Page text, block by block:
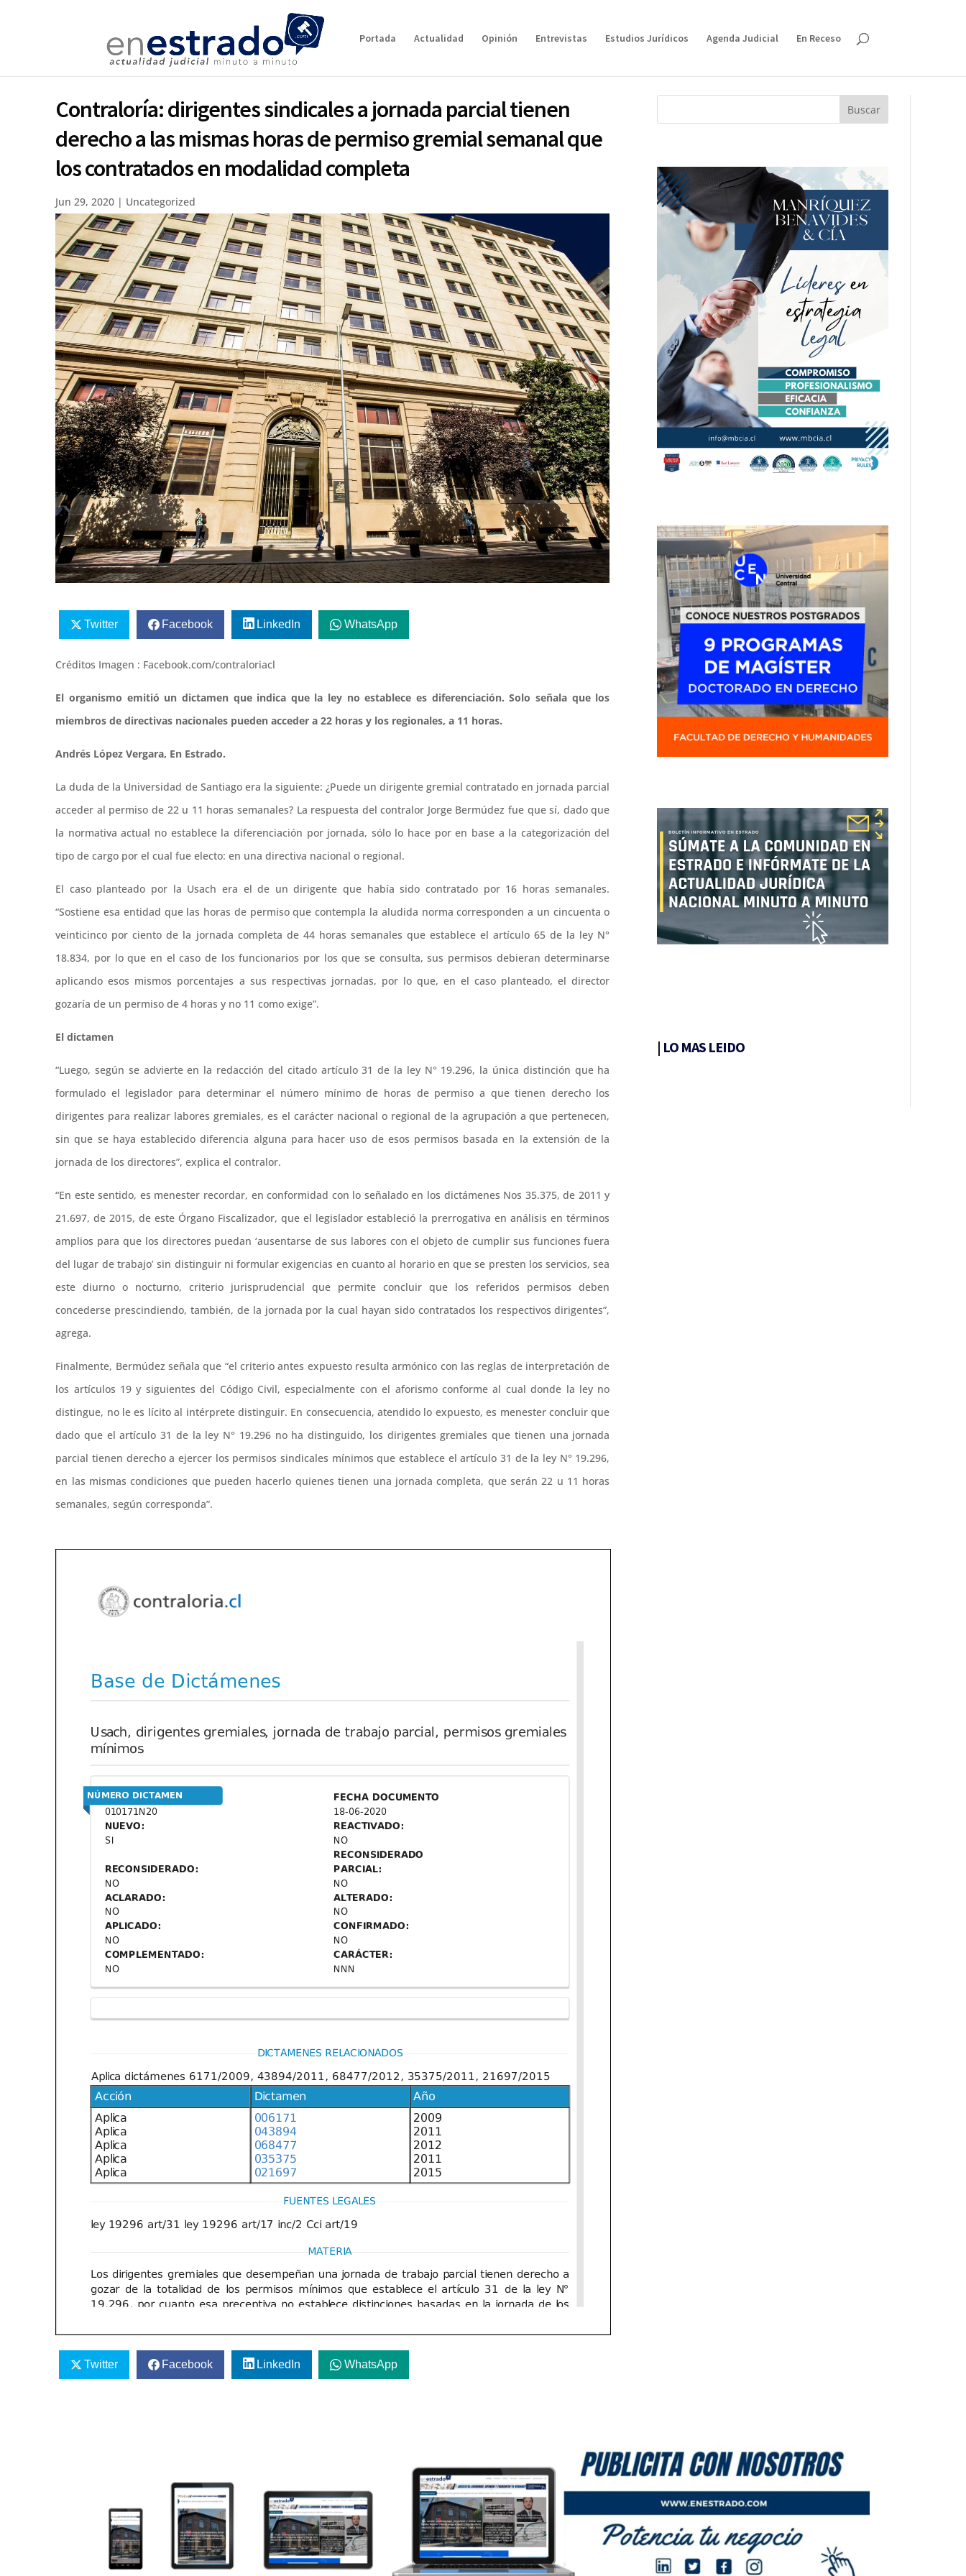
Portada Actualidad Opinión Entrevistas Estudios Jurídicos Agenda Judicial En Receso
Contraloría: dirigentes sindicales a jornada parcial tienen
derecho a las mismas horas de permiso gremial semanal que
los contratados en modalidad completa
Jun 29, 2020 | Uncategorized
Twitter Facebook LinkedIn WhatsApp
Créditos Imagen : Facebook.com/contraloriacl
El organismo emitió un dictamen que indica que la ley no establece es diferenciación. Solo señala que los
miembros de directivas nacionales pueden acceder a 22 horas y los regionales, a 11 horas.
Andrés López Vergara, En Estrado.
La duda de la Universidad de Santiago era la siguiente: ¿Puede un dirigente gremial contratado en jornada parcial
acceder al permiso de 22 u 11 horas semanales? La respuesta del contralor Jorge Bermúdez fue que sí, dado que
la normativa actual no establece la diferenciación por jornada, sólo lo hace por en base a la categorización del
tipo de cargo por el cual fue electo: en una directiva nacional o regional.
El caso planteado por la Usach era el de un dirigente que había sido contratado por 16 horas semanales.
“Sostiene esa entidad que las horas de permiso que contempla la aludida norma corresponden a un cincuenta o
veinticinco por ciento de la jornada completa de 44 horas semanales que establece el artículo 65 de la ley N°
18.834, por lo que en el caso de los funcionarios por los que se consulta, sus permisos debieran determinarse
aplicando esos mismos porcentajes a sus respectivas jornadas, por lo que, en el caso planteado, el director
gozaría de un permiso de 4 horas y no 11 como exige”.
El dictamen
“Luego, según se advierte en la redacción del citado artículo 31 de la ley N° 19.296, la única distinción que ha
formulado el legislador para determinar el número mínimo de horas de permiso a que tienen derecho los
dirigentes para realizar labores gremiales, es el carácter nacional o regional de la agrupación a que pertenecen,
sin que se haya establecido diferencia alguna para hacer uso de esos permisos basada en la extensión de la
jornada de los directores”, explica el contralor.
“En este sentido, es menester recordar, en conformidad con lo señalado en los dictámenes Nos 35.375, de 2011 y
21.697, de 2015, de este Órgano Fiscalizador, que el legislador estableció la prerrogativa en análisis en términos
amplios para que los directores puedan ‘ausentarse de sus labores con el objeto de cumplir sus funciones fuera
del lugar de trabajo’ sin distinguir ni formular exigencias en cuanto al horario en que se presten los servicios, sea
este diurno o nocturno, criterio jurisprudencial que permite concluir que los referidos permisos deben
concederse prescindiendo, también, de la jornada por la cual hayan sido contratados los respectivos dirigentes”,
agrega.
Finalmente, Bermúdez señala que “el criterio antes expuesto resulta armónico con las reglas de interpretación de
los artículos 19 y siguientes del Código Civil, especialmente con el aforismo conforme al cual donde la ley no
distingue, no le es lícito al intérprete distinguir. En consecuencia, atendido lo expuesto, es menester concluir que
dado que el artículo 31 de la ley N° 19.296 no ha distinguido, los dirigentes gremiales que tienen una jornada
parcial tienen derecho a ejercer los permisos sindicales mínimos que establece el artículo 31 de la ley N° 19.296,
en las mismas condiciones que pueden hacerlo quienes tienen una jornada completa, que serán 22 u 11 horas
semanales, según corresponda”.
Twitter Facebook LinkedIn WhatsApp
| LO MAS LEIDO